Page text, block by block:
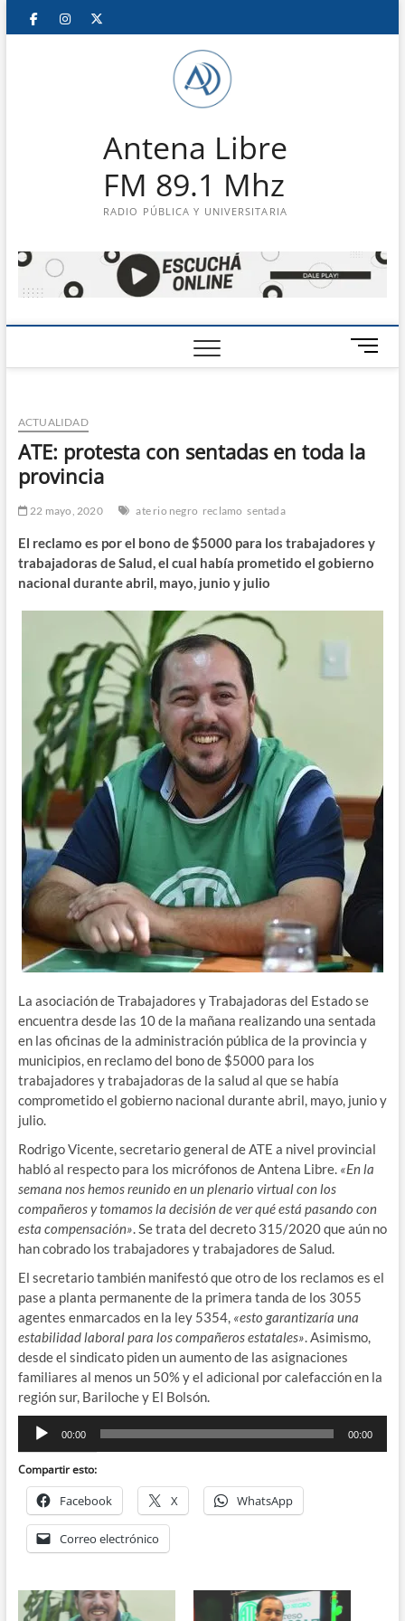
Saltar
FacebookInstagram
Antena Libre
FM 89.1 Mhz
RADIO PÚBLICA Y UNIVERSITARIA
B
o
d
e
ú
ACTUALIDAD
ATE: protesta con sentadas en toda la
provincia
22 mayo, 2020 ate rio negro reclamo sentada
El reclamo es por el bono de $5000 para los trabajadores y
trabajadoras de Salud, el cual había prometido el gobierno
nacional durante abril, mayo, junio y julio
La asociación de Trabajadores y Trabajadoras del Estado se
encuentra desde las 10 de la mañana realizando una sentada
en las oficinas de la administración pública de la provincia y
municipios, en reclamo del bono de $5000 para los
trabajadores y trabajadoras de la salud al que se había
comprometido el gobierno nacional durante abril, mayo, junio y
julio.
Rodrigo Vicente, secretario general de ATE a nivel provincial
habló al respecto para los micrófonos de Antena Libre. «En la
semana nos hemos reunido en un plenario virtual con los
compañeros y tomamos la decisión de ver qué está pasando con
esta compensación». Se trata del decreto 315/2020 que aún no
han cobrado los trabajadores y trabajadores de Salud.
El secretario también manifestó que otro de los reclamos es el
pase a planta permanente de la primera tanda de los 3055
agentes enmarcados en la ley 5354, «esto garantizaría una
estabilidad laboral para los compañeros estatales». Asimismo,
desde el sindicato piden un aumento de las asignaciones
familiares al menos un 50% y el adicional por calefacción en la
región sur, Bariloche y El Bolsón.
Reproductor
audio
00:00 00:00
Compartir esto:
Facebook X WhatsApp
Correo electrónico